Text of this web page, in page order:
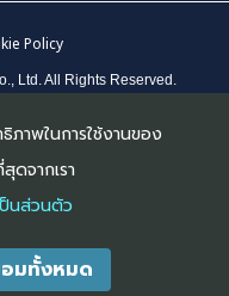
ทรัพย์ (ประชาชื่น20) ถนน
ทพมหานคร 10800
ภาพในการใช้งานของ
ดจากเรา
ป็นส่วนตัว
มทั้งหมด